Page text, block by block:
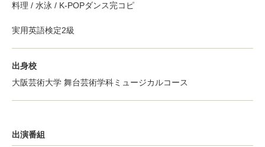
料理 / 水泳 / K-POPダンス完コピ
実用英語検定2級
出身校
大阪芸術大学 舞台芸術学科ミュージカルコース
出演番組